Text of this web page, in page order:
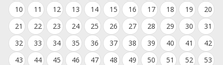
10
11 12 13 14 15 16 17 18 19
20
21
22 23 24 25 26 27 28 29 30
31
32
33 34 35 36 37 38 39 40 41
42
43
44 45 46 47 48 49 50 51 52
53